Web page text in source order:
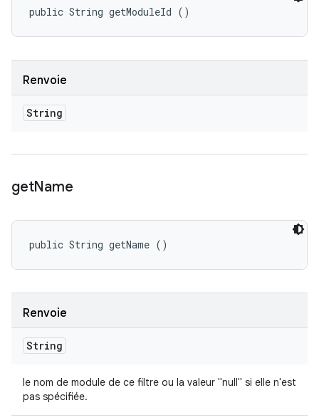
public String getModuleId ()
Renvoie
String
getName
public String getName ()
Renvoie
String
le nom de module de ce filtre ou la valeur "null" si elle n'est
pas spécifiée.